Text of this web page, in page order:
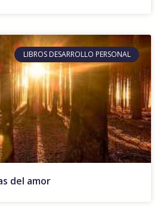
LIBROS DESARROLLO PERSONAL
del amor